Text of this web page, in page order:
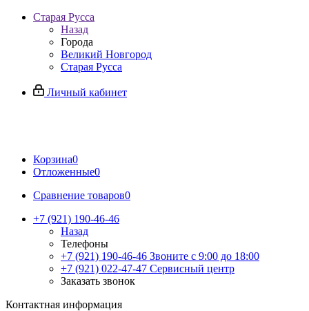
Старая Русса
Назад
Города
Великий Новгород
Старая Русса
Личный кабинет
Корзина0
Отложенные0
Сравнение товаров0
+7 (921) 190-46-46
Назад
Телефоны
+7 (921) 190-46-46 Звоните с 9:00 до 18:00
+7 (921) 022-47-47 Сервисный центр
Заказать звонок
Контактная информация